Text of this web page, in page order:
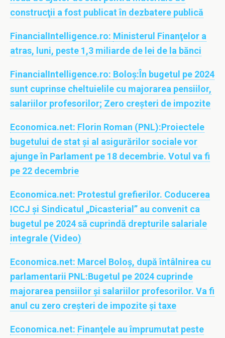
construcţii a fost publicat în dezbatere publică
FinancialIntelligence.ro: Ministerul Finanţelor a
atras, luni, peste 1,3 miliarde de lei de la bănci
FinancialIntelligence.ro: Boloş:În bugetul pe 2024
sunt cuprinse cheltuielile cu majorarea pensiilor,
salariilor profesorilor; Zero creşteri de impozite
Economica.net: Florin Roman (PNL):Proiectele
bugetului de stat și al asigurărilor sociale vor
ajunge în Parlament pe 18 decembrie. Votul va fi
pe 22 decembrie
Economica.net: Protestul grefierilor. Coducerea
ICCJ și Sindicatul „Dicasterial” au convenit ca
bugetul pe 2024 să cuprindă drepturile salariale
integrale (Video)
Economica.net: Marcel Boloș, după întâlnirea cu
parlamentarii PNL:Bugetul pe 2024 cuprinde
majorarea pensiilor și salariilor profesorilor. Va fi
anul cu zero creşteri de impozite şi taxe
Economica.net: Finanţele au împrumutat peste